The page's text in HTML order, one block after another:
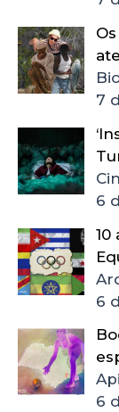
7
6
10
6
6